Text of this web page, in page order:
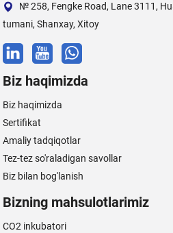
№ 258, Fengke Road, Lane 3111,
tumani, Shanxay, Xitoy
Biz haqimizda
Biz haqimizda
Sertifikat
Amaliy tadqiqotlar
Tez-tez so'raladigan savollar
Biz bilan bog'lanish
Bizning mahsulotlarimiz
CO2 inkubatori